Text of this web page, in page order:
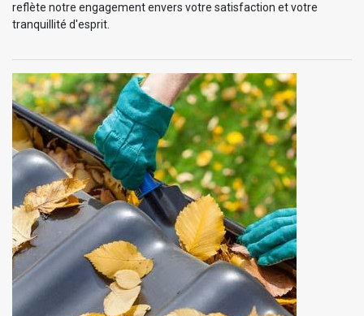
reflète notre engagement envers votre satisfaction et votre
tranquillité d'esprit.